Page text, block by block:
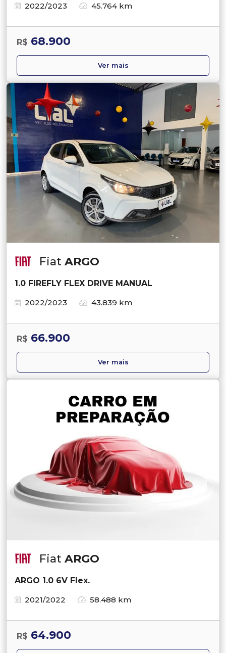
2022/2023
45.764 km
R$ 68.900
Ver mais
Fiat ARGO
1.0 FIREFLY FLEX DRIVE MANUAL
2022/2023
43.839 km
R$ 66.900
Ver mais
Fiat ARGO
ARGO 1.0 6V Flex.
2021/2022
58.488 km
R$ 64.900